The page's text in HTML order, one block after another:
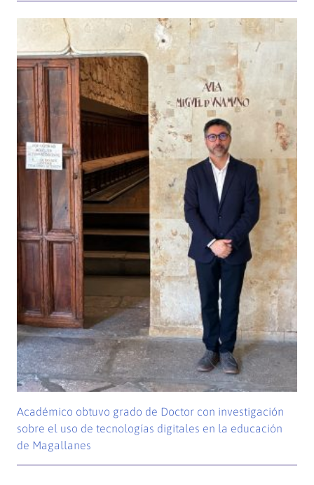
Académico obtuvo grado de Doctor con investigación
sobre el uso de tecnologías digitales en la educación
de Magallanes